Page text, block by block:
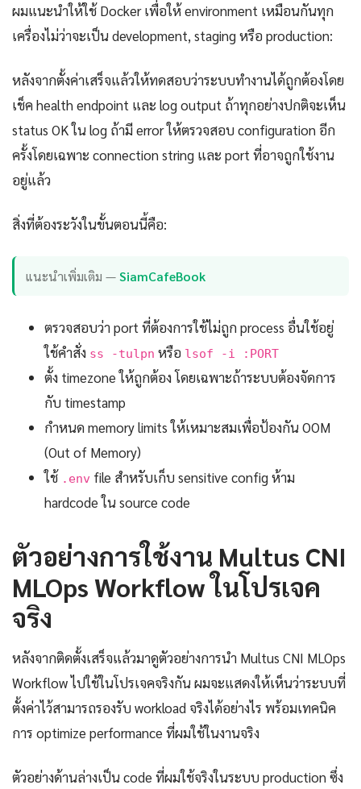
ผมแนะนำให้ใช้ Docker เพื่อให้ environment เหมือนกันทุก
เครื่องไม่ว่าจะเป็น development, staging หรือ production:
หลังจากตั้งค่าเสร็จแล้วให้ทดสอบว่าระบบทำงานได้ถูกต้องโดย
เช็ค health endpoint และ log output ถ้าทุกอย่างปกติจะเห็น
status OK ใน log ถ้ามี error ให้ตรวจสอบ configuration อีก
ครั้งโดยเฉพาะ connection string และ port ที่อาจถูกใช้งาน
อยู่แล้ว
สิ่งที่ต้องระวังในขั้นตอนนี้คือ:
แนะนำเพิ่มเติม —SiamCafeBook
ตรวจสอบว่า port ที่ต้องการใช้ไม่ถูก process อื่นใช้อยู่
ใช้คำสั่ง ss -tulpn หรือ lsof -i :PORT
ตั้ง timezone ให้ถูกต้อง โดยเฉพาะถ้าระบบต้องจัดการ
กับ timestamp
กำหนด memory limits ให้เหมาะสมเพื่อป้องกัน OOM
(Out of Memory)
ใช้ .env file สำหรับเก็บ sensitive config ห้าม
hardcode ใน source code
ตัวอย่างการใช้งาน Multus CNI
MLOps Workflow ในโปรเจค
จริง
หลังจากติดตั้งเสร็จแล้วมาดูตัวอย่างการนำ Multus CNI MLOps
Workflow ไปใช้ในโปรเจคจริงกัน ผมจะแสดงให้เห็นว่าระบบที่
ตั้งค่าไว้สามารถรองรับ workload จริงได้อย่างไร พร้อมเทคนิค
การ optimize performance ที่ผมใช้ในงานจริง
ตัวอย่างด้านล่างเป็น code ที่ผมใช้จริงในระบบ production ซึ่ง